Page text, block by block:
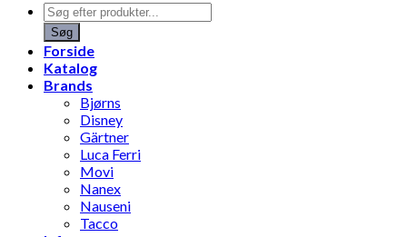
Products
search
Søg
Forside
Katalog
Brands
Bjørns
Disney
Gärtner
Luca Ferri
Movi
Nanex
Nauseni
Tacco